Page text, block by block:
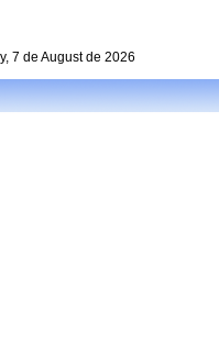
7 de August de 2026